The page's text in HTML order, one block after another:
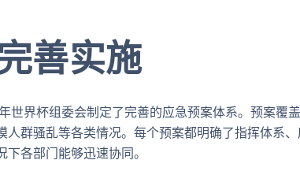
善实施
世界杯组委会制定了完善的应急预案体系。预案覆
群骚乱等各类情况。每个预案都明确了指挥体系
各部门能够迅速协同。